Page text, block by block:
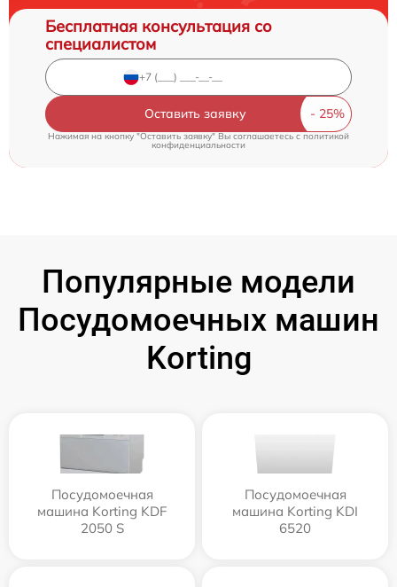
Бесплатная консультация со
специалистом
Оставить заявку
Нажимая на кнопку "Оставить заявку" Вы соглашаетесь cполитикой
конфиденциальности
Популярные модели
Посудомоечных машин
Korting
Посудомоечная
машина Korting KDF
2050 S
Посудомоечная
машина Korting KDI
6520